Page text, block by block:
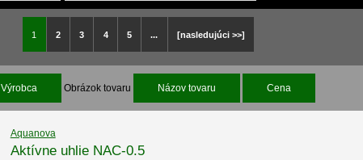
1 2 3 4 5 ... [nasledujúci >>]
Výrobca Obrázok tovaru Názov tovaru Cena
Aquanova
Aktívne uhlie NAC-0.5